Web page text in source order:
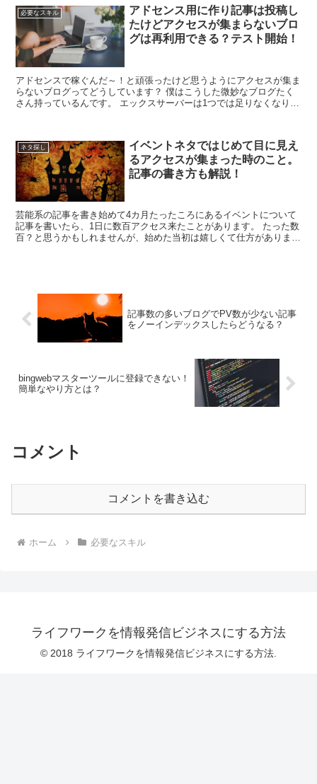
必要なスキル
アドセンス用に作り記事は投稿し
たけどアクセスが集まらないブロ
グは再利用できる？テスト開始！
アドセンスで稼ぐんだ～！と頑張ったけど思うようにアクセスが集ま
らないブログってどうしています？ 僕はこうした微妙なブログたく
さん持っているんです。 エックスサーバーは1つでは足りなくなり3
ネタ探し
イベントネタではじめて目に見え
るアクセスが集まった時のこと。
記事の書き方も解説！
芸能系の記事を書き始めて4カ月たったころにあるイベントについて
記事を書いたら、1日に数百アクセス来たことがあります。 たった数
百？と思うかもしれませんが、始めた当初は嬉しくて仕方がありませ
記事数の多いブログでPV数が少ない記事
をノーインデックスしたらどうなる？
bingwebマスターツールに登録できない！
簡単なやり方とは？
コメント
コメントを書き込む
ホーム 必要なスキル
ライフワークを情報発信ビジネスにする方法
© 2018 ライフワークを情報発信ビジネスにする方法.